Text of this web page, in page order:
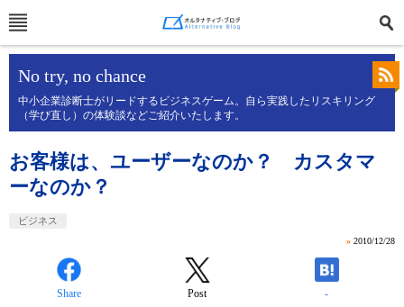
No try, no chance
中小企業診断士がリードするビジネスゲーム。自ら実践したリスキリング
（学び直し）の体験談などご紹介いたします。
お客様は、ユーザーなのか？ カスタマ
ーなのか？
ビジネス
» 2010/12/28
Share Post -